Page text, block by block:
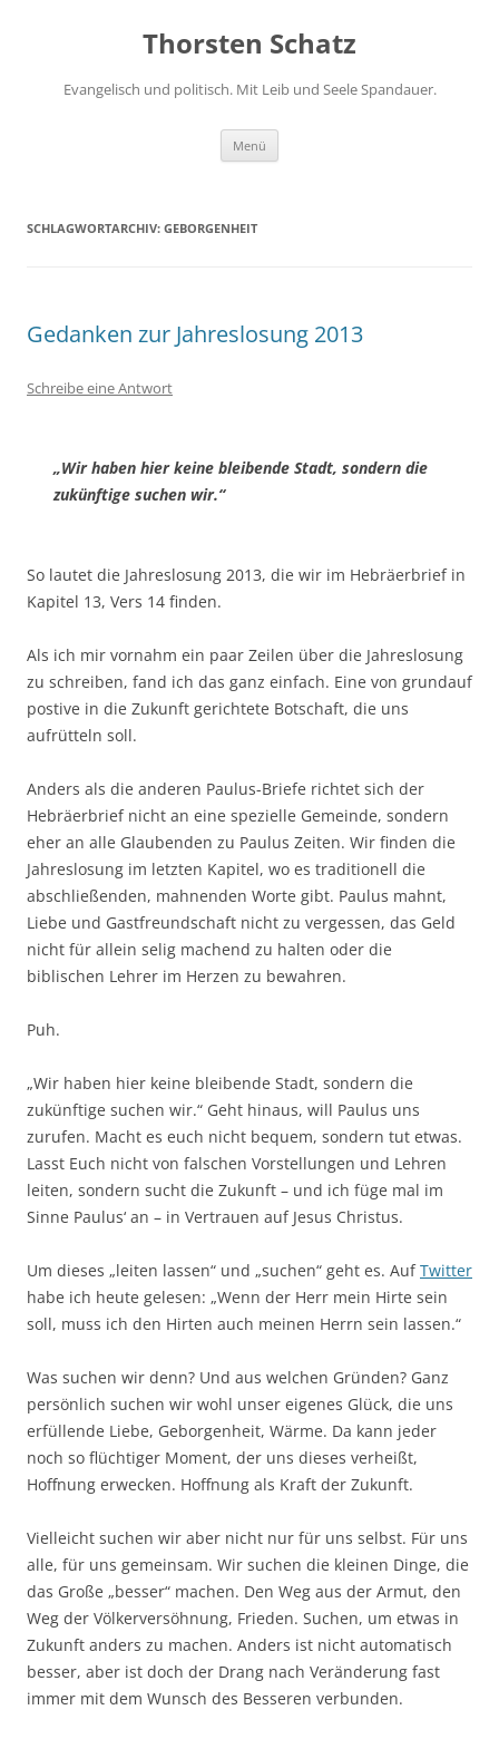
Thorsten Schatz
Evangelisch und politisch. Mit Leib und Seele Spandauer.
Menü
SCHLAGWORTARCHIV: GEBORGENHEIT
Gedanken zur Jahreslosung 2013
Schreibe eine Antwort
„Wir haben hier keine bleibende Stadt, sondern die
zukünftige suchen wir.“
So lautet die Jahreslosung 2013, die wir im Hebräerbrief in
Kapitel 13, Vers 14 finden.
Als ich mir vornahm ein paar Zeilen über die Jahreslosung
zu schreiben, fand ich das ganz einfach. Eine von grundauf
postive in die Zukunft gerichtete Botschaft, die uns
aufrütteln soll.
Anders als die anderen Paulus-Briefe richtet sich der
Hebräerbrief nicht an eine spezielle Gemeinde, sondern
eher an alle Glaubenden zu Paulus Zeiten. Wir finden die
Jahreslosung im letzten Kapitel, wo es traditionell die
abschließenden, mahnenden Worte gibt. Paulus mahnt,
Liebe und Gastfreundschaft nicht zu vergessen, das Geld
nicht für allein selig machend zu halten oder die
biblischen Lehrer im Herzen zu bewahren.
Puh.
„Wir haben hier keine bleibende Stadt, sondern die
zukünftige suchen wir.“ Geht hinaus, will Paulus uns
zurufen. Macht es euch nicht bequem, sondern tut etwas.
Lasst Euch nicht von falschen Vorstellungen und Lehren
leiten, sondern sucht die Zukunft – und ich füge mal im
Sinne Paulus‘ an – in Vertrauen auf Jesus Christus.
Um dieses „leiten lassen“ und „suchen“ geht es. AufTwitter
habe ich heute gelesen: „Wenn der Herr mein Hirte sein
soll, muss ich den Hirten auch meinen Herrn sein lassen.“
Was suchen wir denn? Und aus welchen Gründen? Ganz
persönlich suchen wir wohl unser eigenes Glück, die uns
erfüllende Liebe, Geborgenheit, Wärme. Da kann jeder
noch so flüchtiger Moment, der uns dieses verheißt,
Hoffnung erwecken. Hoffnung als Kraft der Zukunft.
Vielleicht suchen wir aber nicht nur für uns selbst. Für uns
alle, für uns gemeinsam. Wir suchen die kleinen Dinge, die
das Große „besser“ machen. Den Weg aus der Armut, den
Weg der Völkerversöhnung, Frieden. Suchen, um etwas in
Zukunft anders zu machen. Anders ist nicht automatisch
besser, aber ist doch der Drang nach Veränderung fast
immer mit dem Wunsch des Besseren verbunden.